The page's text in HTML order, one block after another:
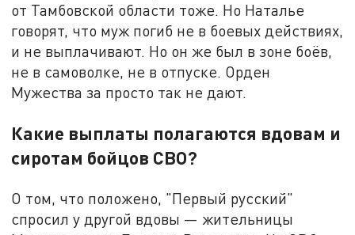
от Тамбовской области тоже. Но Наталье
говорят, что муж погиб не в боевых действиях,
и не выплачивают. Но он же был в зоне боёв,
не в самоволке, не в отпуске. Орден
Мужества за просто так не дают.
Какие выплаты полагаются вдовам и
сиротам бойцов СВО?
О том, что положено, "Первый русский"
спросил у другой вдовы — жительницы